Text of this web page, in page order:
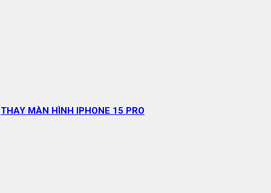
THAY MÀN HÌNH IPHONE 15 PRO